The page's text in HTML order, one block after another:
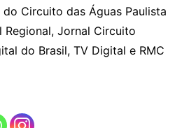
Circuito das Águas Paulista
Jornal Circuito
do Brasil, TV Digital e RMC